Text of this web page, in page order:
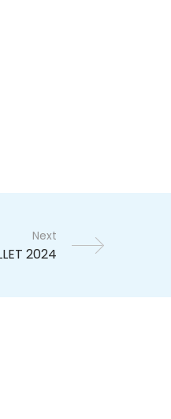
Next